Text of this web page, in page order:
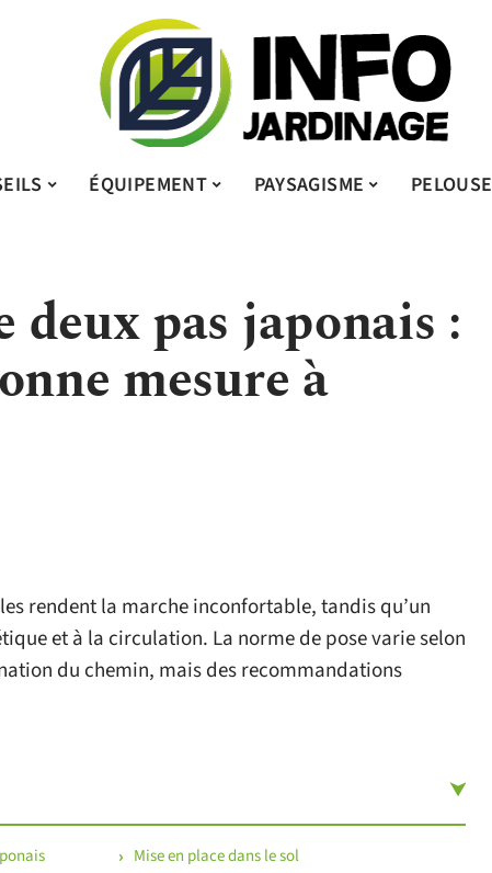
ÉQUIPEMENT PAYSAGISME PELOUSE
deux pas japonais :
mesure à
rendent la marche inconfortable, tandis qu’un
et à la circulation. La norme de pose varie selon
du chemin, mais des recommandations
Mise en place dans le sol